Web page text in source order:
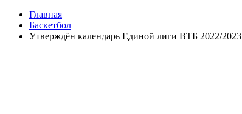
Главная
Баскетбол
Утверждён календарь Единой лиги ВТБ 2022/2023